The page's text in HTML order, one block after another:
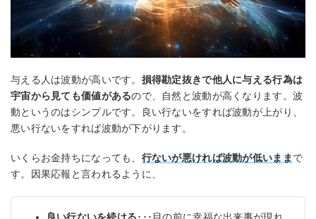
与える人は波動が高いです。 損得勘定抜きで他人に与える行為は
宇宙から見ても価値があるので、自然と波動が高くなります。波
動というのはシンプルです。良い行ないをすれば波動が上がり、
悪い行ないをすれば波動が下がります。
いくらお金持ちになっても、 行ないが悪ければ波動が低いままで
す。因果応報と言われるように、
良い行ないを続ける･･･目の前に幸福な出来事が現れ